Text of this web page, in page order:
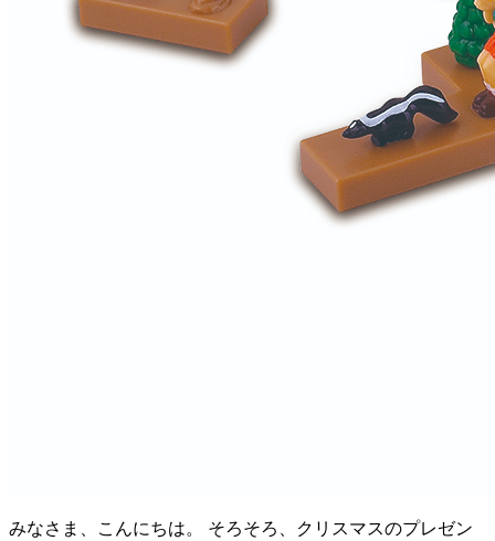
みなさま、こんにちは。 そろそろ、クリスマスのプレゼン